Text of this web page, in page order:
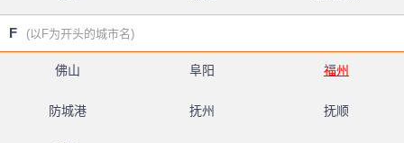
F (以F为开头的城市名)
佛山 阜阳 福州
防城港 抚州 抚顺